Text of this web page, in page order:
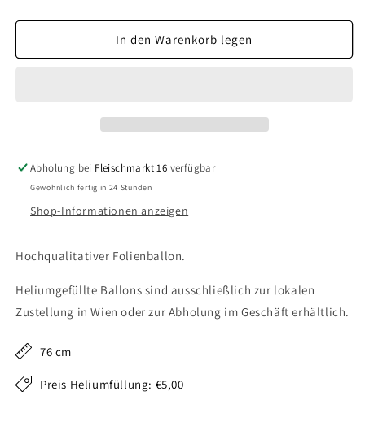
die
Menge
Meer-
die
Menge
für
Meer-
In den Warenkorb legen
Abholung bei Fleischmarkt 16 verfügbar
Gewöhnlich fertig in 24 Stunden
Shop-Informationen anzeigen
Hochqualitativer Folienballon.
Heliumgefüllte Ballons sind ausschließlich zur lokalen
Zustellung in Wien oder zur Abholung im Geschäft erhältlich.
76 cm
Preis Heliumfüllung: €5,00